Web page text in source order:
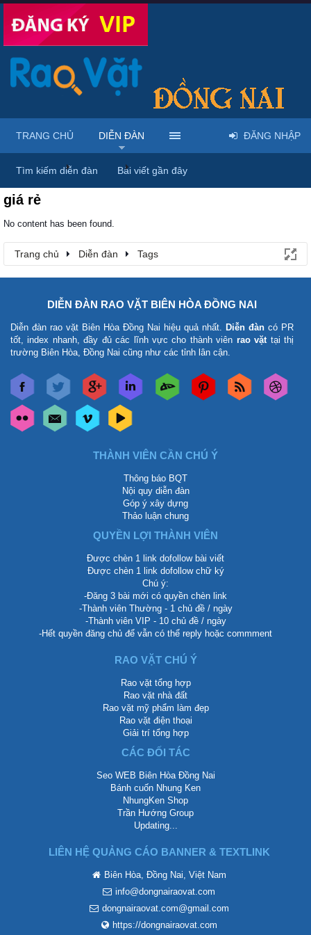
Trang chủ Diễn đàn Tags
giá rẻ
No content has been found.
Trang chủ Diễn đàn Tags
TRANG CHỦ DIỄN ĐÀN
Tìm kiếm diễn đàn Bài viết gần đây
ĐĂNG NHẬP
DIỄN ĐÀN RAO VẶT BIÊN HÒA ĐỒNG NAI
Diễn đàn rao vặt Biên Hòa Đồng Nai hiệu quả nhất. Diễn đàn có PR
tốt, index nhanh, đầy đủ các lĩnh vực cho thành viên rao vặttại thị
trường Biên Hòa, Đồng Nai cũng như các tỉnh lân cận.
THÀNH VIÊN CẦN CHÚ Ý
Thông báo BQT
Nội quy diễn đàn
Góp ý xây dựng
Thảo luận chung
QUYỀN LỢI THÀNH VIÊN
Được chèn 1 link dofollow bài viết
Được chèn 1 link dofollow chữ ký
Chú ý:
-Đăng 3 bài mới có quyền chèn link
-Thành viên Thường - 1 chủ đề / ngày
-Thành viên VIP - 10 chủ đề / ngày
-Hết quyền đăng chủ để vẫn có thể reply hoặc commment
RAO VẶT CHÚ Ý
Rao vặt tổng hợp
Rao vặt nhà đất
Rao vặt mỹ phẩm làm đẹp
Rao vặt điện thoại
Giải trí tổng hợp
CÁC ĐỐI TÁC
Seo WEB Biên Hòa Đồng Nai
Bánh cuốn Nhung Ken
NhungKen Shop
Trần Hướng Group
Updating...
LIÊN HỆ QUẢNG CÁO BANNER & TEXTLINK
Biên Hòa, Đồng Nai, Việt Nam
info@dongnairaovat.com
dongnairaovat.com@gmail.com
https://dongnairaovat.com